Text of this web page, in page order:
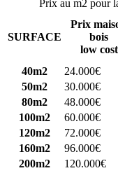
Prix au m2 pour
SURFACE
Prix
bois
low cost
40m2
24.000€
50m2
30.000€
80m2
48.000€
100m2
60.000€
120m2
72.000€
160m2
96.000€
200m2
120.000€